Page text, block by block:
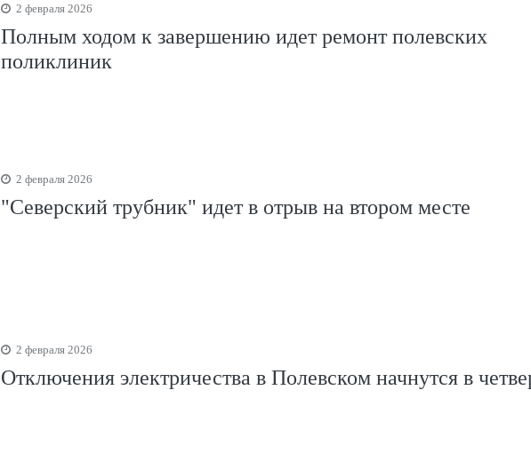
2 февраля 2026
Полным ходом к завершению идет ремонт полевских
поликлиник
2 февраля 2026
"Северский трубник" идет в отрыв на втором месте
2 февраля 2026
Отключения электричества в Полевском начнутся в